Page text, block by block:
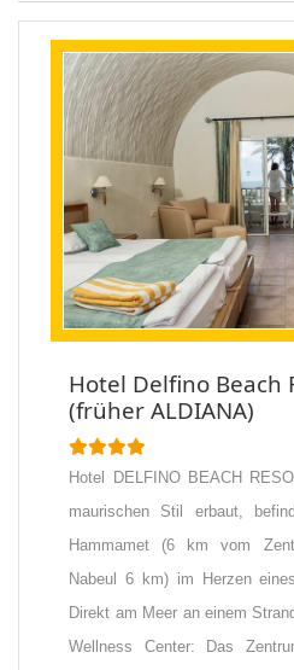
Hotel Delfino Beach
(früher ALDIANA)
Hotel DELFINO BEACH
maurischen Stil erbaut,
Hammamet (6 km vom
Nabeul 6 km) im Herzen
Direkt am Meer an einem
Wellness Center: Das